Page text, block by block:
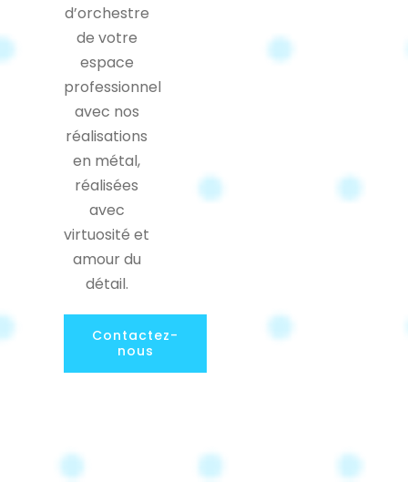
d’orchestre
de votre
espace
professionnel
avec nos
réalisations
en métal,
réalisées
avec
virtuosité et
amour du
détail.
Contactez-
nous